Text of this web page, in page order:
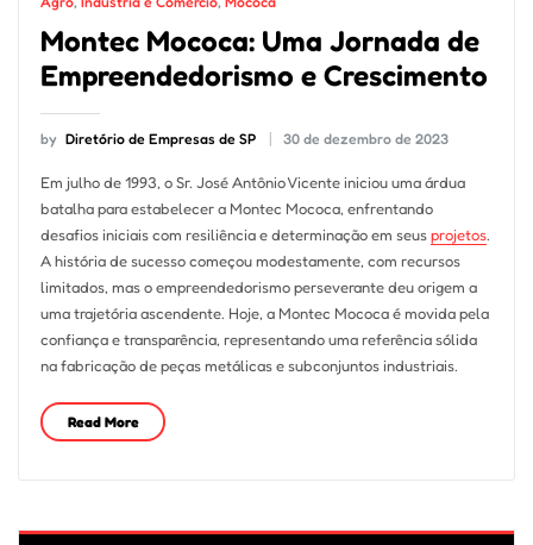
Montec Mococa: Uma Jornada de
Empreendedorismo e Crescimento
by Diretório de Empresas de SP 30 de dezembro de 2023
Em julho de 1993, o Sr. José Antônio Vicente iniciou uma árdua
batalha para estabelecer a Montec Mococa, enfrentando
desafios iniciais com resiliência e determinação em seusprojetos.
A história de sucesso começou modestamente, com recursos
limitados, mas o empreendedorismo perseverante deu origem a
uma trajetória ascendente. Hoje, a Montec Mococa é movida pela
confiança e transparência, representando uma referência sólida
na fabricação de peças metálicas e subconjuntos industriais.
Read More